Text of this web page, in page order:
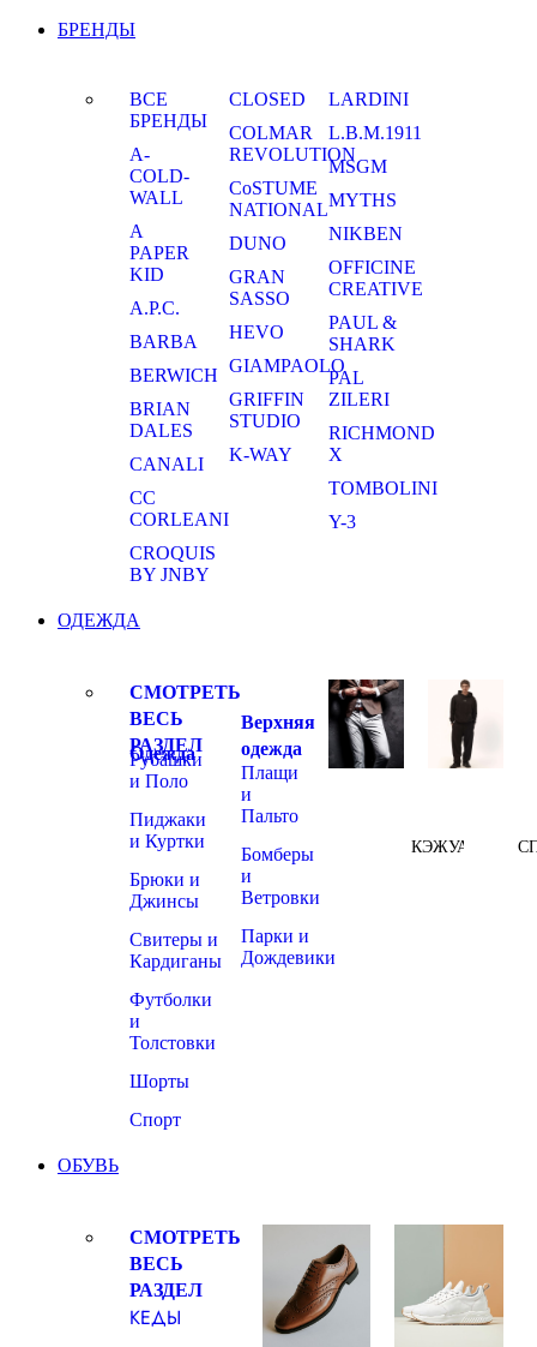
БРЕНДЫ
ВСЕ
БРЕНДЫ
A-
COLD-
WALL
A
PAPER
KID
A.P.C.
BARBA
BERWICH
BRIAN
DALES
CANALI
CC
CORLEANI
CROQUIS
BY JNBY
CLOSED
COLMAR
REVOLUTION
CoSTUME
NATIONAL
DUNO
GRAN
SASSO
HEVO
GIAMPAOLO
GRIFFIN
STUDIO
K-WAY
LARDINI
L.B.M.1911
MSGM
MYTHS
NIKBEN
OFFICINE
CREATIVE
PAUL &
SHARK
PAL
ZILERI
RICHMOND
X
TOMBOLINI
Y-3
ОДЕЖДА
СМОТРЕТЬ
ВЕСЬ
РАЗДЕЛ
Одежда
Рубашки
и Поло
Пиджаки
и Куртки
Брюки и
Джинсы
Свитеры и
Кардиганы
Футболки
и
Толстовки
Шорты
Спорт
Верхняя
одежда
Плащи
и
Пальто
Бомберы
и
Ветровки
Парки и
Дождевики
КЭЖУАЛ
ОБУВЬ
СМОТРЕТЬ
ВЕСЬ
РАЗДЕЛ
КЕДЫ